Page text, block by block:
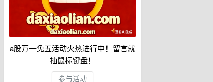
a股万一免五活动火热进行中！留言就
抽鼠标键盘！
参与活动